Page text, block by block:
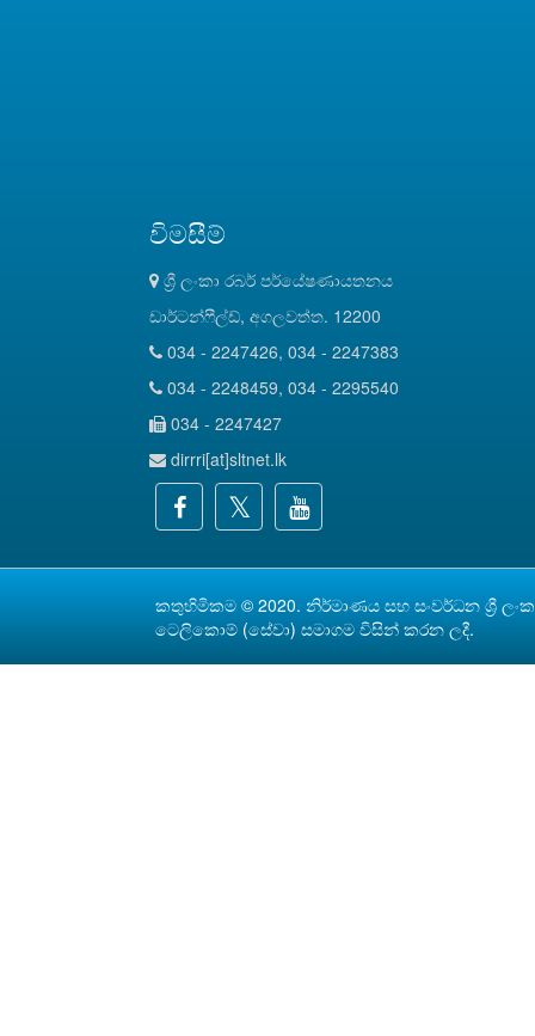
විමසීම්
ශ්‍රී ලංකා රබර් පර්යේෂණායතනය
ඩාර්ටන්ෆීල්ඩ්, අගලවත්ත. 12200
034 - 2247426, 034 - 2247383
034 - 2248459, 034 - 2295540
034 - 2247427
dirrri[at]sltnet.lk
කතුහිමිකම © 2020. නිර්මාණය සහ සංවර්ධන ශ්‍රී
ටෙලිකොම් (සේවා) සමාගම විසින් කරන ලදී.